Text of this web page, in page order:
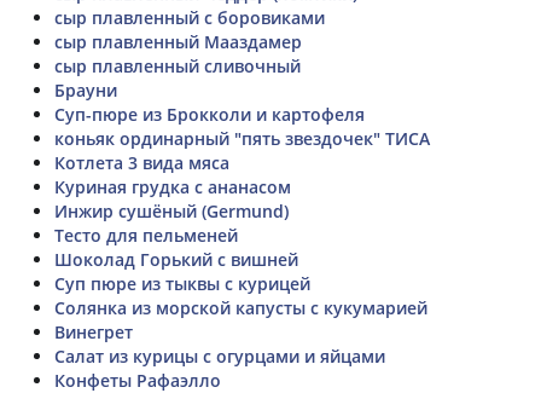
сыр плавленный с боровиками
сыр плавленный Мааздамер
сыр плавленный сливочный
Брауни
Суп-пюре из Брокколи и картофеля
коньяк ординарный "пять звездочек" ТИСА
Котлета 3 вида мяса
Куриная грудка с ананасом
Инжир сушёный (Germund)
Тесто для пельменей
Шоколад Горький с вишней
Суп пюре из тыквы с курицей
Солянка из морской капусты с кукумарией
Винегрет
Салат из курицы с огурцами и яйцами
Конфеты Рафаэлло